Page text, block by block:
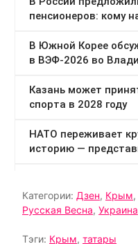
Категории: Дзен, Крым,
Русская Весна, Украина
Тэги: Крым, татары